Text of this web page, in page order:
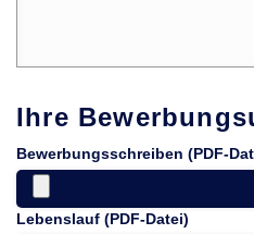
Ihre
Bewerbungsschreiben (PDF-
Lebenslauf (PDF-Datei)